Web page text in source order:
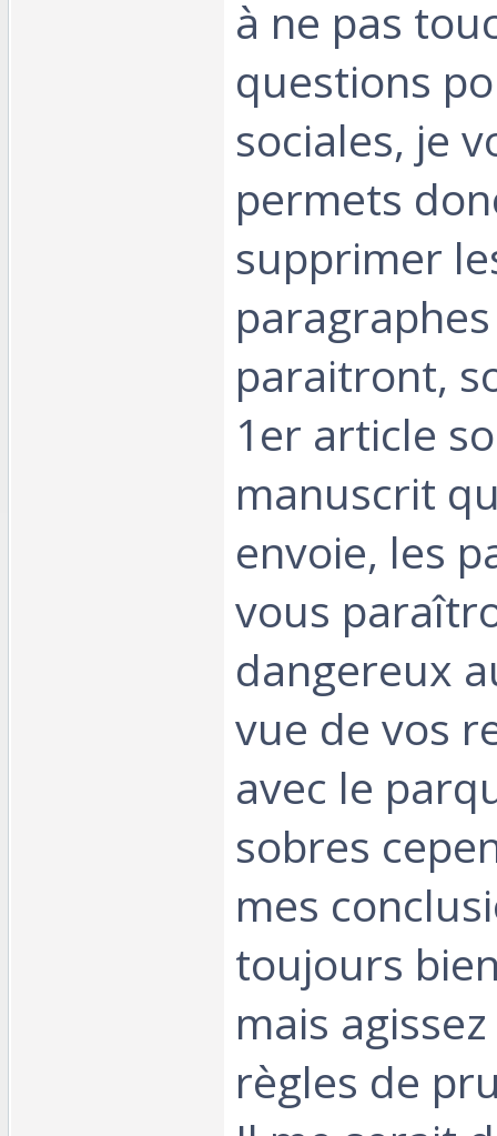
à ne pas
questions
sociales, je
permets
supprimer
paraitront,
1er article
manuscrit
envoie, les
vous
dangereux
vue de vos
avec le
sobres
mes
toujours
mais
règles de